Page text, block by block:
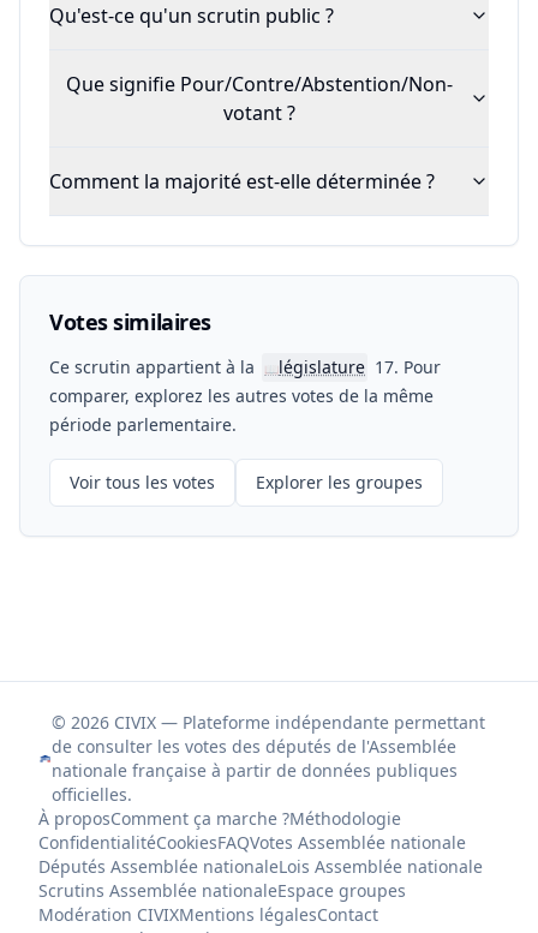
Qu'est-ce qu'un scrutin public ?
Que signifie Pour/Contre/Abstention/Non-
votant ?
Comment la majorité est-elle déterminée ?
Votes similaires
Ce scrutin appartient à la 📖législature 17. Pour
comparer, explorez les autres votes de la même
période parlementaire.
Voir tous les votes Explorer les groupes
© 2026 CIVIX — Plateforme indépendante permettant
de consulter les votes des députés de l'Assemblée
nationale française à partir de données publiques
officielles.
À proposComment ça marche ?Méthodologie
ConfidentialitéCookiesFAQVotes Assemblée nationale
Députés Assemblée nationaleLois Assemblée nationale
Scrutins Assemblée nationaleEspace groupes
Modération CIVIXMentions légalesContact